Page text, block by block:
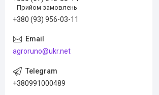
Прийом замовлень
+380 (93) 956-03-11
agroruno@ukr.net
+380991000489